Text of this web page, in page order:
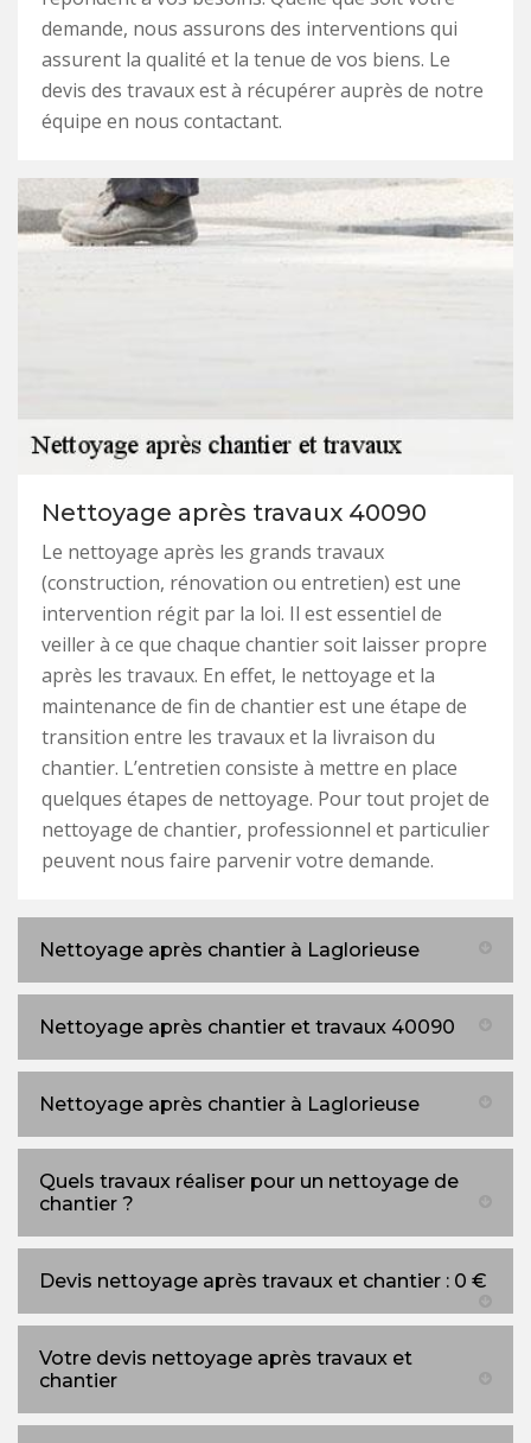
demande, nous assurons des interventions qui
assurent la qualité et la tenue de vos biens. Le
devis des travaux est à récupérer auprès de notre
équipe en nous contactant.
Nettoyage après travaux 40090
Le nettoyage après les grands travaux
(construction, rénovation ou entretien) est une
intervention régit par la loi. Il est essentiel de
veiller à ce que chaque chantier soit laisser propre
après les travaux. En effet, le nettoyage et la
maintenance de fin de chantier est une étape de
transition entre les travaux et la livraison du
chantier. L’entretien consiste à mettre en place
quelques étapes de nettoyage. Pour tout projet de
nettoyage de chantier, professionnel et particulier
peuvent nous faire parvenir votre demande.
Nettoyage après chantier à Laglorieuse
Nettoyage après chantier et travaux 40090
Nettoyage après chantier à Laglorieuse
Quels travaux réaliser pour un nettoyage de
chantier ?
Devis nettoyage après travaux et chantier : 0 €
Votre devis nettoyage après travaux et
chantier